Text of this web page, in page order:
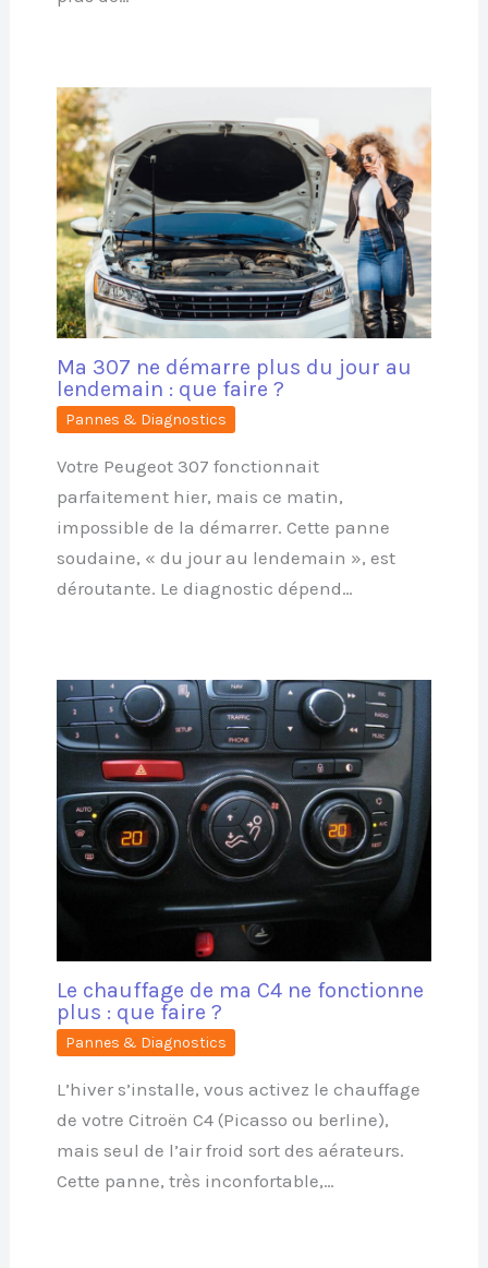
Ma 307 ne démarre plus du jour au
lendemain : que faire ?
Pannes & Diagnostics
Votre Peugeot 307 fonctionnait
parfaitement hier, mais ce matin,
impossible de la démarrer. Cette panne
soudaine, « du jour au lendemain », est
déroutante. Le diagnostic dépend…
Le chauffage de ma C4 ne fonctionne
plus : que faire ?
Pannes & Diagnostics
L’hiver s’installe, vous activez le chauffage
de votre Citroën C4 (Picasso ou berline),
mais seul de l’air froid sort des aérateurs.
Cette panne, très inconfortable,…